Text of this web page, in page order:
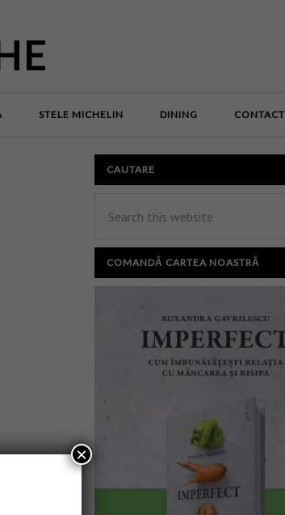
STELE MICHELIN DINING CONTACT
CAUTARE
COMANDĂ CARTEA NOASTRĂ
×